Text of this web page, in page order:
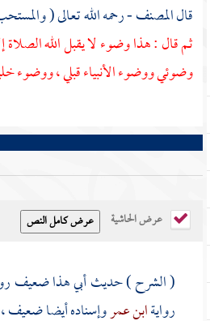
قالالمصنف- رحمه الله تعالى (
ثم قال : هذا وضوء لا يقبل الله الصلاة
وضوئي ووضوء الأنبياء قبلي ، ووضوء
عرض الحاشية
( الشرح ) حديثأبيهذا ضعيف
روايةابن عمروإسناده أيضا ضعيف ،